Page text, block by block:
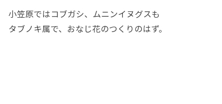
小笠原ではコブガシ、ムニンイヌグスも
タブノキ属で、おなじ花のつくりのはず。